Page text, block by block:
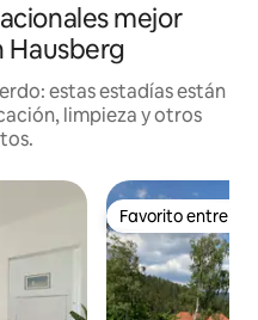
mejor
Hausberg
estas estadías están
limpieza y otros
Favorito entre
Favorito entre